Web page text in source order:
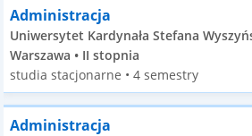
Administracja
Uniwersytet Kardynała Stefana
Warszawa • II stopnia
studia stacjonarne • 4 semestry
Administracja